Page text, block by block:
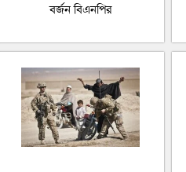
বর্জন বিএনপির